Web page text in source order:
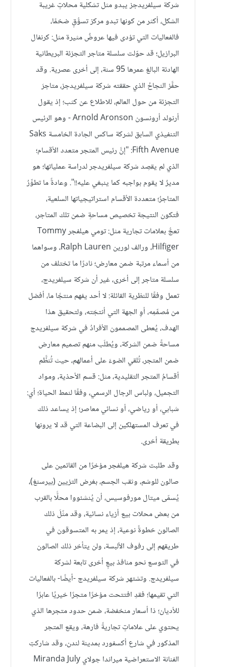
شركة سيلفريدجز يبدو مثل تشكلية محلاتٍ غريبة
الشكل، أكثر من كونها تبدو مركز تسوُّقٍ ضخمًا،
فالفعاليات التي تؤدى فيها عروضٌ مثيرة مثل: كرنفال
البرازيل؛ قد حوّلت سلسلة متاجر التجزئة البريطانية
الهادئة البالغ عمرها 95 سنة، إلى أخرى عصرية. وقد
حفَّز النجاحُ الذي حققته شركة سيلفريدجز، متاجرَ
التجزئة من حول العالم، للاطلاع عن كثب؛ إذ يقول
أرنولد أرونسون Arnold Aronson - وهو الرئيس
التنفيذي السابق لشركة ساكس الجادة الخامسة Saks
Fifth Avenue: "إنَّ رئيس المتجر متعدد الأقسام؛
الذي لم يقصِد شركة سيلفريدجر لدراسة عملياتها؛ هو
مديرٌ لا يقوم بواجبه كما ينبغي عليه!!". وعادةً ما تطوِّرُ
المتاجرُ؛ متعددة الأقسام استراتيجياتها السلعية،
فتكون النتيجة تخصيص مساحةٍ ضمن تلك المتاجر،
تعجُّ بعلامات تجارية مثل: تومي هيلفجر Tommy
Hilfiger، ورالف لورين Ralph Lauren، وسواهما
من أسماء مرتبة ضمن معارض؛ نادرًا ما تختلف من
سلسلة متاجر إلى أخرى، غير أن شركة سيلفريدج،
تعمل وفقًا للنظرية القائلة: لا أحد يفهم منتجًا ما، أفضل
من مُصمِّمِه، أوِ الجهة التي أنتجَته، ولتحقيق هذا
الهدف، يُعطى المصممون الأفرادُ في شركة سيلفريدج
مساحةً ضمن الشركة، ويُطلَب منهم تصميم معارض
ضمن المتجر، تُلقي الضوءَ على أعمالهم، حيث تُنظَّم
أقسامُ المتجر التقليدية، مثل: قسم الأحذية، ومواد
التجميل، ولباس الرجال الرسمي، وفقًا لنمط الحياة؛ أي:
شبابي، أو رياضي، أو نسائي معاصر؛ إذ يساعد ذلك
في تعرف المستهلكين إلى البضاعة التي قد لا يرونها
بطريقة أخرى.
وقد طلبت شركة هيلفجر مؤخرًا من القائمين على
صالون للوشم، وثقب الجسم، بغرض التزيين (بيرسنغ)،
يُسمّى ميتال مورفوسيس، أن يُنشئووا محلًّا بالقرب
من بعض محلات بيع أزياء نسائية، وقد مثّلَ ذلك
الصالون خطوةً نوعية، إذ يمر به المتسوقون في
طريقهم إلى رفوف الألبسة، ولن يتأخر ذلك الصالون
في التوسع نحو منافذ بيعٍ أخرى تابعة لشركة
سيلفريدج. وتشتهر شركة سيلفريدج -أيضًا- بالفعاليات
التي تقيمها؛ فقدِ افتتحت مؤخرًا متجرًا خيريًا عابرًا
للأديان؛ ذا أسعار منخفضة، ضمن حدود متجرها الذي
يحتوي على علاماتٍ تجاريةً فارهة، ويقع المتجر
المذكور في شارع أكسفورد بمدينة لندن، وقد شاركتِ
الفنانة الاستعراضية ميراندا جولاي Miranda July